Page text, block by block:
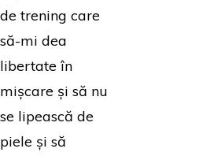
de trening care
să-mi dea
libertate în
mișcare și să nu
se lipească de
piele și să